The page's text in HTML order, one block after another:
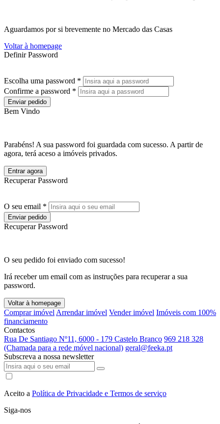
Aguardamos por si brevemente no Mercado das Casas
Voltar à homepage
Definir Password
Escolha uma password *
Confirme a password *
Enviar pedido
Bem Vindo
Parabéns! A sua password foi guardada com sucesso. A partir de
agora, terá aceso a imóveis privados.
Entrar agora
Recuperar Password
O seu email *
Enviar pedido
Recuperar Password
O seu pedido foi enviado com sucesso!
Irá receber um email com as instruções para recuperar a sua
password.
Voltar à homepage
Comprar imóvel Arrendar imóvel Vender imóvel Imóveis com 100%
financiamento
Contactos
Rua De Santiago Nº11, 6000 - 179 Castelo Branco 969 218 328
(Chamada para a rede móvel nacional) geral@feeka.pt
Subscreva a nossa newsletter
Aceito a Política de Privacidade e Termos de serviço
Siga-nos